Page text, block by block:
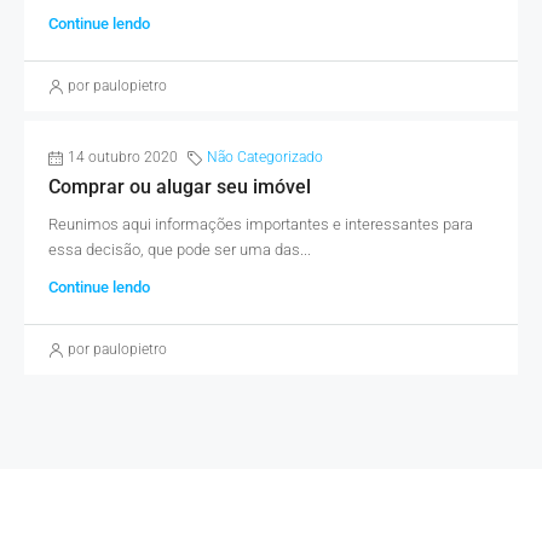
Continue lendo
por paulopietro
14 outubro 2020 Não Categorizado
Comprar ou alugar seu imóvel
Reunimos aqui informações importantes e interessantes para
essa decisão, que pode ser uma das...
Continue lendo
por paulopietro